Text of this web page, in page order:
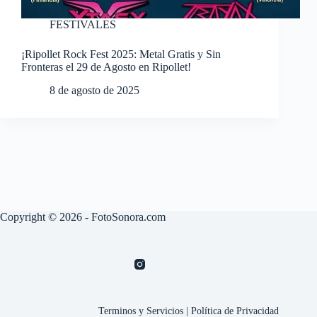
FESTIVALES
¡Ripollet Rock Fest 2025: Metal Gratis y Sin
Fronteras el 29 de Agosto en Ripollet!
8 de agosto de 2025
Copyright © 2026 - FotoSonora.com
Terminos y Servicios |Política de Privacidad